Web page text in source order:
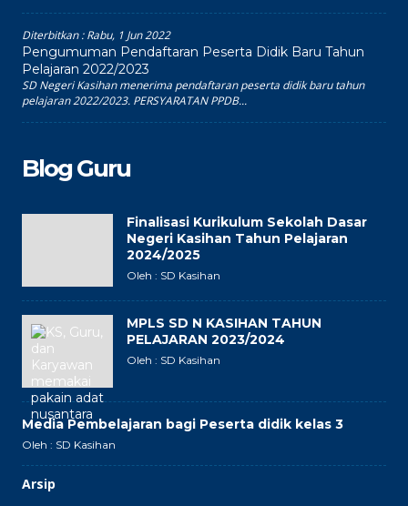
Diterbitkan :Rabu, 1 Jun 2022
Pengumuman Pendaftaran Peserta Didik Baru Tahun
Pelajaran 2022/2023
SD Negeri Kasihan menerima pendaftaran peserta didik baru tahun
pelajaran 2022/2023. PERSYARATAN PPDB...
Blog Guru
Finalisasi Kurikulum Sekolah Dasar
Negeri Kasihan Tahun Pelajaran
2024/2025
Oleh : SD Kasihan
MPLS SD N KASIHAN TAHUN
PELAJARAN 2023/2024
Oleh : SD Kasihan
Media Pembelajaran bagi Peserta didik kelas 3
Oleh : SD Kasihan
Arsip